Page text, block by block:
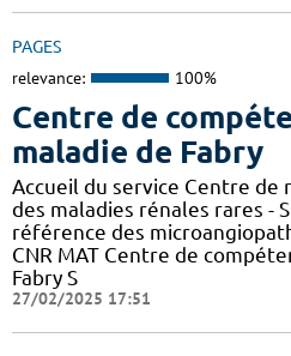
PAGES
relevance: 100%
Centre de
maladie de Fabry
Accueil du service Centre
des maladies rénales rares -
référence des
CNR MAT Centre de
Fabry S
27/02/2025 17:51